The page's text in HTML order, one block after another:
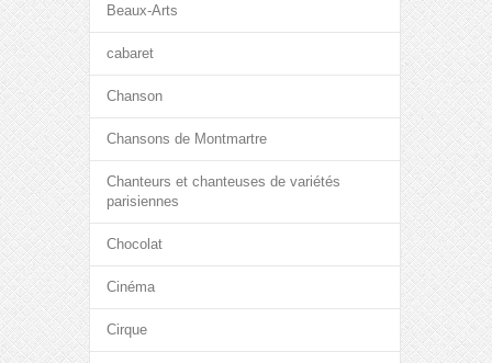
Beaux-Arts
cabaret
Chanson
Chansons de Montmartre
Chanteurs et chanteuses de variétés
parisiennes
Chocolat
Cinéma
Cirque